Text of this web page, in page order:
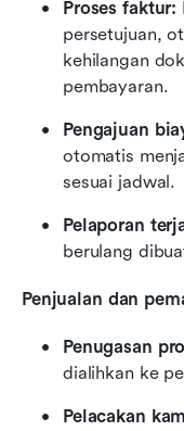
Proses faktur:
persetujuan,
kehilangan
pembayaran.
Pengajuan
otomatis
sesuai jadwal.
Pelaporan
berulang
Penjualan dan
Penugasan
dialihkan ke
Pelacakan